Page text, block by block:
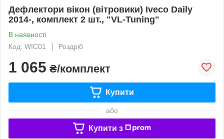
Дефлектори вікон (вітровики) Iveco Daily
2014-, комплект 2 шт., "VL-Tuning"
В наявності
Код: WIC01
Роздріб
1 065 ₴/комплект
Купити
або
Купити з